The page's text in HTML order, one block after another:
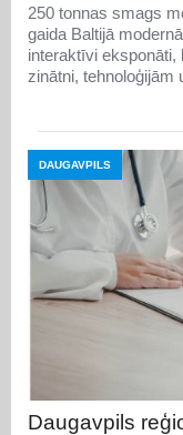
250 tonnas smags
gaida Baltijā
interaktīvi
zinātni, tehnoloģijām
DAUGAVPILS
Daugavpils